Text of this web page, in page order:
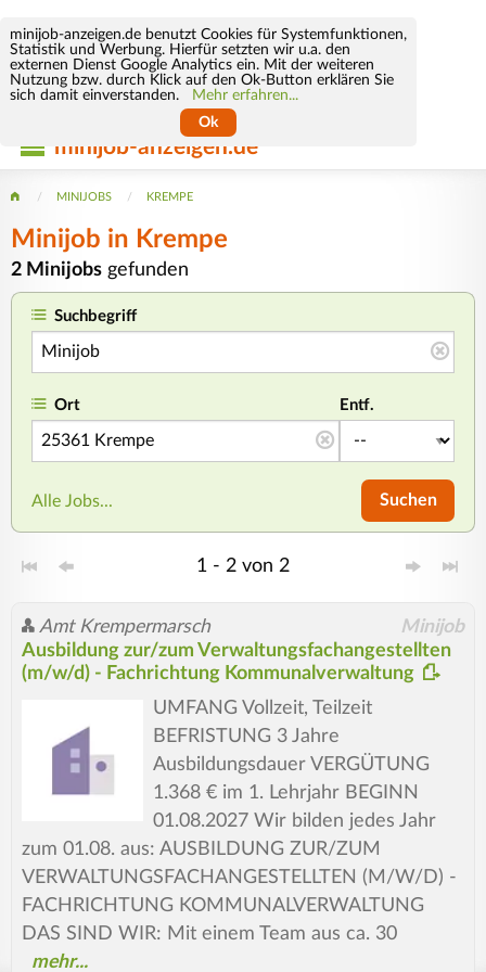
minijob-anzeigen.de benutzt Cookies für Systemfunktionen,
Statistik und Werbung. Hierfür setzten wir u.a. den
externen Dienst Google Analytics ein. Mit der weiteren
Nutzung bzw. durch Klick auf den Ok-Button erklären Sie
sich damit einverstanden.
Mehr erfahren...
Ok
minijob-anzeigen.de
MINIJOBS KREMPE
Minijob in Krempe
2 Minijobs gefunden
Suchbegriff
Ort Entf.
Alle Jobs... Suchen
1 - 2 von 2
Amt Krempermarsch Minijob
Ausbildung zur/zum Verwaltungsfachangestellten
(m/w/d) - Fachrichtung Kommunalverwaltung
UMFANG Vollzeit, Teilzeit
BEFRISTUNG 3 Jahre
Ausbildungsdauer VERGÜTUNG
1.368 € im 1. Lehrjahr BEGINN
01.08.2027 Wir bilden jedes Jahr
zum 01.08. aus: AUSBILDUNG ZUR/ZUM
VERWALTUNGSFACHANGESTELLTEN (M/W/D) -
FACHRICHTUNG KOMMUNALVERWALTUNG
DAS SIND WIR: Mit einem Team aus ca. 30